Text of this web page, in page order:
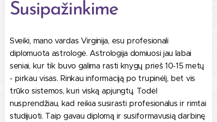
Susipažinkime
Sveiki, mano vardas Virginija, esu profesionali
diplomuota astrologė. Astrologija domiuosi jau labai
seniai, kur tik buvo galima rasti knygų prieš 10-15 metų
- pirkau visas. Rinkau informaciją po trupinėlį, bet vis
trūko sistemos, kuri viską apjungtų. Todėl
nusprendžiau, kad reikia susirasti profesionalus ir rimtai
studijuoti. Taip gavau diplomą ir susiformavusią darbinę